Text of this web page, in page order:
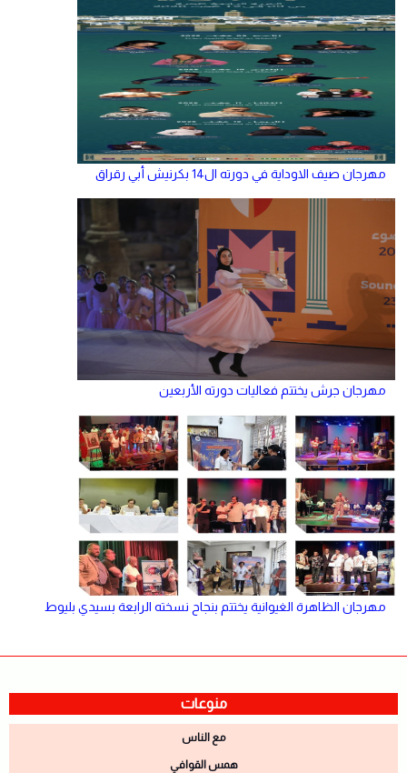
مهرجان صيف الاوداية في دورته ال14 بكرنيش أبي رقراق
مهرجان جرش يختتم فعاليات دورته الأربعين
مهرجان الظاهرة الغيوانية يختتم بنجاح نسخته الرابعة بسيدي بليوط
منوعات
مع الناس
همس القوافي